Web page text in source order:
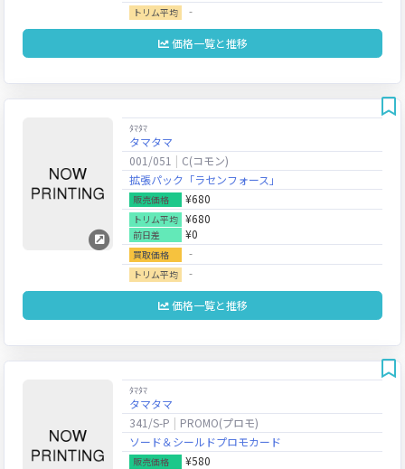
トリム平均 ‐
価格一覧と推移
ﾀﾏﾀﾏ
タマタマ
001/051
C(コモン)
拡張パック「ラセンフォース」
販売価格 ¥680
トリム平均 ¥680
前日差 ¥0
買取価格 ‐
トリム平均 ‐
価格一覧と推移
ﾀﾏﾀﾏ
タマタマ
341/S-P
PROMO(プロモ)
ソード＆シールドプロモカード
販売価格 ¥580